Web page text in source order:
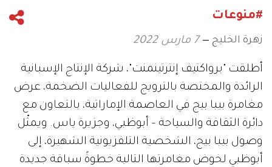
#منوعات
زهرة الخليج 7 مارس 2022
أطلقت "برواكتيف إنترتينمنت"، شركة الإنتاج الإسبانية
الرائدة والمختصة بالترويج للفعاليات الضخمة، عرض
مغامرة بيبا بيج في العاصمة الإماراتية، بالتعاون مع
دائرة الثقافة والسياحة – أبوظبي، وجزيرة ياس. ويمثّل
وصول بيبا بيج، الشخصية التلفزيونية الشهيرة، إلى
أبوظبي لخوض مغامرتها التالية خطوةً سباقة جديدة